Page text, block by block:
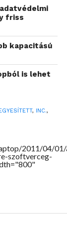
a Kingston
friss
kapacitású
is lehet
EGYESÍTETT, INC.,
2011/04/
szoftverceg-